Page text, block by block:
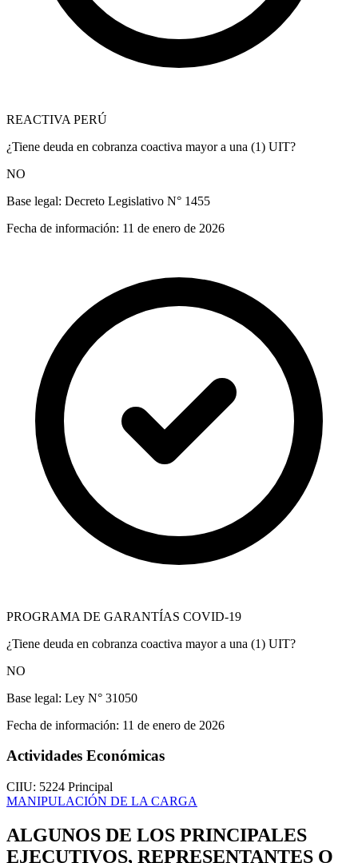
REACTIVA PERÚ
¿Tiene deuda en cobranza coactiva mayor a una (1) UIT?
NO
Base legal: Decreto Legislativo N° 1455
Fecha de información: 11 de enero de 2026
PROGRAMA DE GARANTÍAS COVID-19
¿Tiene deuda en cobranza coactiva mayor a una (1) UIT?
NO
Base legal: Ley N° 31050
Fecha de información: 11 de enero de 2026
Actividades Económicas
CIIU: 5224 Principal
MANIPULACIÓN DE LA CARGA
ALGUNOS DE LOS PRINCIPALES
EJECUTIVOS, REPRESENTANTES O